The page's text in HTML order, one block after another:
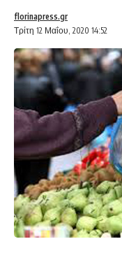
Τρίτη 12 Μαΐου, 2020 14:52
florinapress.gr